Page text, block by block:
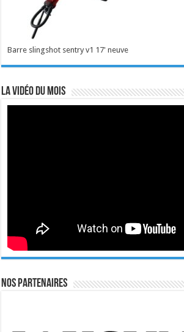
Barre slingshot sentry v1 17' neuve
La vidéo du mois
Nos Partenaires